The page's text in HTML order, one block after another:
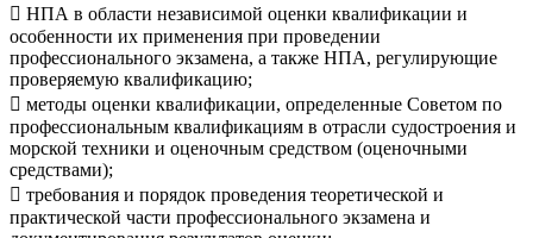
 НПА в области независимой оценки квалификации и
особенности их применения при проведении
профессионального экзамена, а также НПА, регулирующие
проверяемую квалификацию;
 методы оценки квалификации, определенные Советом по
профессиональным квалификациям в отрасли судостроения и
морской техники и оценочным средством (оценочными
средствами);
 требования и порядок проведения теоретической и
практической части профессионального экзамена и